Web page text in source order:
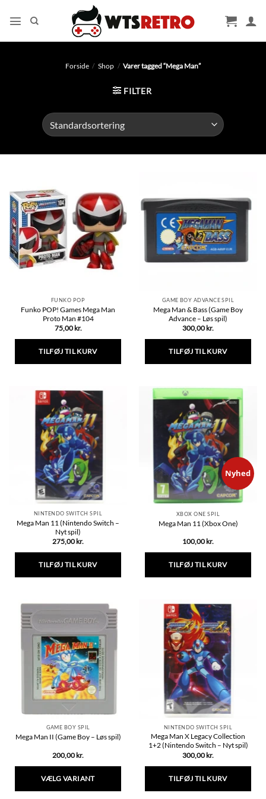
Forside / Shop / Varer tagged “Mega Man”
FILTER
FUNKO POP
Funko POP! Games Mega Man
Proto Man #104
75,00 kr.
TILFØJ TIL KURV
GAME BOY ADVANCE SPIL
Mega Man & Bass (Game Boy
Advance – Løs spil)
300,00 kr.
TILFØJ TIL KURV
NINTENDO SWITCH SPIL
Mega Man 11 (Nintendo Switch –
Nyt spil)
275,00 kr.
TILFØJ TIL KURV
Nyhed
XBOX ONE SPIL
Mega Man 11 (Xbox One)
100,00 kr.
TILFØJ TIL KURV
GAME BOY SPIL
Mega Man II (Game Boy – Løs spil)
200,00 kr.
VÆLG VARIANT
NINTENDO SWITCH SPIL
Mega Man X Legacy Collection
1+2 (Nintendo Switch – Nyt spil)
300,00 kr.
TILFØJ TIL KURV